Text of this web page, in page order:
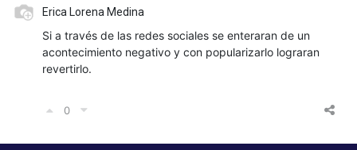
Erica Lorena Medina
Si a través de las redes sociales se enteraran de un
acontecimiento negativo y con popularizarlo lograran
revertirlo.
0